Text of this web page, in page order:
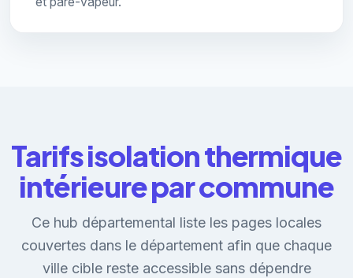
Tarifs isolation thermique
intérieure par commune
Ce hub départemental liste les pages locales
couvertes dans le département afin que chaque
ville cible reste accessible sans dépendre